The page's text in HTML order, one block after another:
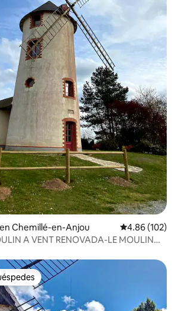
Chemillé-en-Anjou Calificación
4.86 (102)
A VENT RENOVADA-LE MOULIN